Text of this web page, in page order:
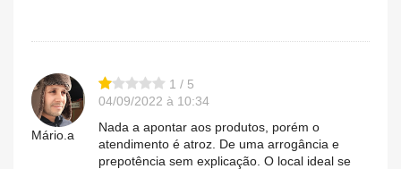
Mário.a
1 / 5
04/09/2022 à 10:34
Nada a apontar aos produtos, porém o
atendimento é atroz. De uma arrogância e
prepotência sem explicação. O local ideal se